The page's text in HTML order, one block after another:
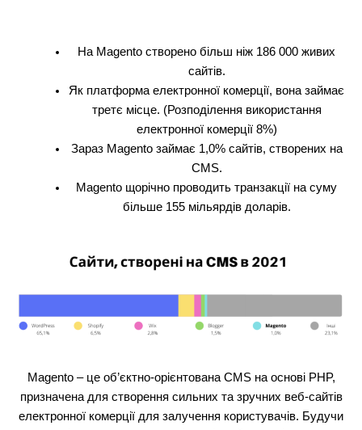
На Magento створено більш ніж 186 000 живих
сайтів.
Як платформа електронної комерції, вона займає
третє місце. (Розподілення використання
електронної комерції 8%)
Зараз Magento займає 1,0% сайтів, створених на
CMS.
Magento щорічно проводить транзакції на суму
більше 155 мільярдів доларів.
Magento – це об’єктно-орієнтована CMS на основі PHP,
призначена для створення сильних та зручних веб-сайтів
електронної комерції для залучення користувачів. Будучи